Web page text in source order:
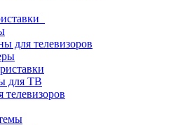
для телевизоров
для ТВ
телевизоров